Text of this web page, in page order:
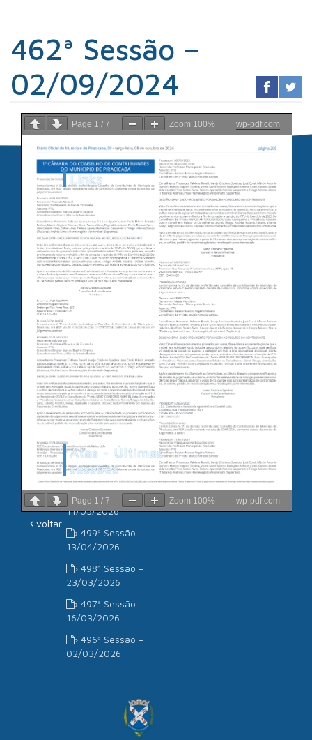
462ª Sessão –
02/09/2024
Page 1 / 7 Zoom 100% wp-pdf.com
Page 1 / 7 Zoom 100% wp-pdf.com
voltar
Links
Sindicato dos
Contabilistas
Prefeitura de
Piracicaba
Portal da
Transparência
Vereadores de
Piracicaba
Associação dos
Advogados de São
Paulo
Atas - Últimas
sessões
› 500ª Sessão –
11/05/2026
› 499ª Sessão –
13/04/2026
› 498ª Sessão –
23/03/2026
› 497ª Sessão –
16/03/2026
› 496ª Sessão –
02/03/2026